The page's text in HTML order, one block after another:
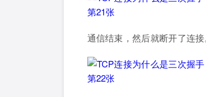
通信结束，然后就断开了连接